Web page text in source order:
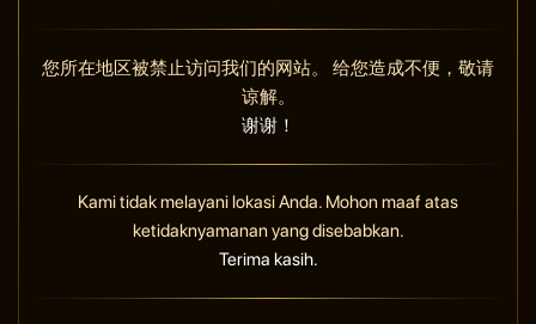
您所在地区被禁止访问我们的网站。 给您造成不便，敬请
谅解。
谢谢！
Kami tidak melayani lokasi Anda. Mohon maaf atas
ketidaknyamanan yang disebabkan.
Terima kasih.